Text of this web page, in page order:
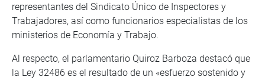
representantes del Sindicato Único de Inspectores y
Trabajadores, así como funcionarios especialistas de los
ministerios de Economía y Trabajo.
Al respecto, el parlamentario Quiroz Barboza destacó que
la Ley 32486 es el resultado de un «esfuerzo sostenido y